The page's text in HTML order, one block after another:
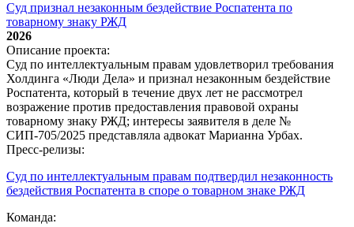
Суд признал незаконным бездействие Роспатента по
товарному знаку РЖД
2026
Описание проекта:
Суд по интеллектуальным правам удовлетворил требования
Холдинга «Люди Дела» и признал незаконным бездействие
Роспатента, который в течение двух лет не рассмотрел
возражение против предоставления правовой охраны
товарному знаку РЖД; интересы заявителя в деле №
СИП‑705/2025 представляла адвокат Марианна Урбах.
Пресс-релизы:
Суд по интеллектуальным правам подтвердил незаконность
бездействия Роспатента в споре о товарном знаке РЖД
Команда: